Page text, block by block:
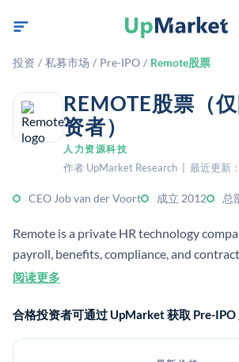
投资 / 私募市场 / Pre-IPO / Remote股票
REMOTE股票（
资者）
人力资源科技
作者 UpMarket Research | 最近更新
CEO Job van der Voort 成立 2012 总
Remote is a private HR technology
payroll, benefits, compliance, and
for distributed teams. It serves employers
countries.
阅读更多
合格投资者可通过 UpMarket 获取 Pre-IPO